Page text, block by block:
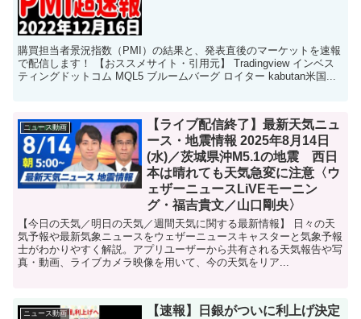
購買担当者景況指数（PMI）の結果と、発表直後のマーケットを速報
で配信します！ 【おススメサイト・引用元】 Tradingview インベス
ティングドットコム MQL5 ブルームバーグ ロイター kabutan米国...
ニュース動画
【ライブ配信終了】最新天気ニュ
ース・地震情報 2025年8月14日
(水)／茨城県沖M5.1の地震 西日
本は晴れても天気急変に注意〈ウ
ェザーニュースLiVEモーニン
グ・福吉貴文／山口剛央〉
【今日の天気／明日の天気／週間天気に関する最新情報】 日々の天
気予報や最新気象ニュースをウェザーニュースキャスターと気象予報
士がわかりやすく解説。アプリユーザーから共有される天気報告や写
真・動画、ライブカメラ映像を用いて、今の天気をリア...
ニュース動画
【速報】日銀がついに利上げ決定